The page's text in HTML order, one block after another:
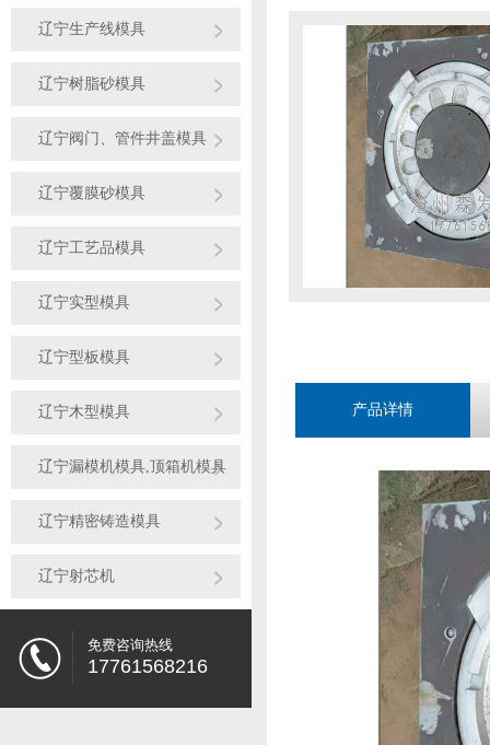
辽宁生产线模具
辽宁树脂砂模具
辽宁阀门、管件井盖模具
辽宁覆膜砂模具
辽宁工艺品模具
辽宁实型模具
辽宁型板模具
辽宁木型模具
辽宁漏模机模具,顶箱机模具
辽宁精密铸造模具
辽宁射芯机
免费咨询热线
17761568216
产品详情